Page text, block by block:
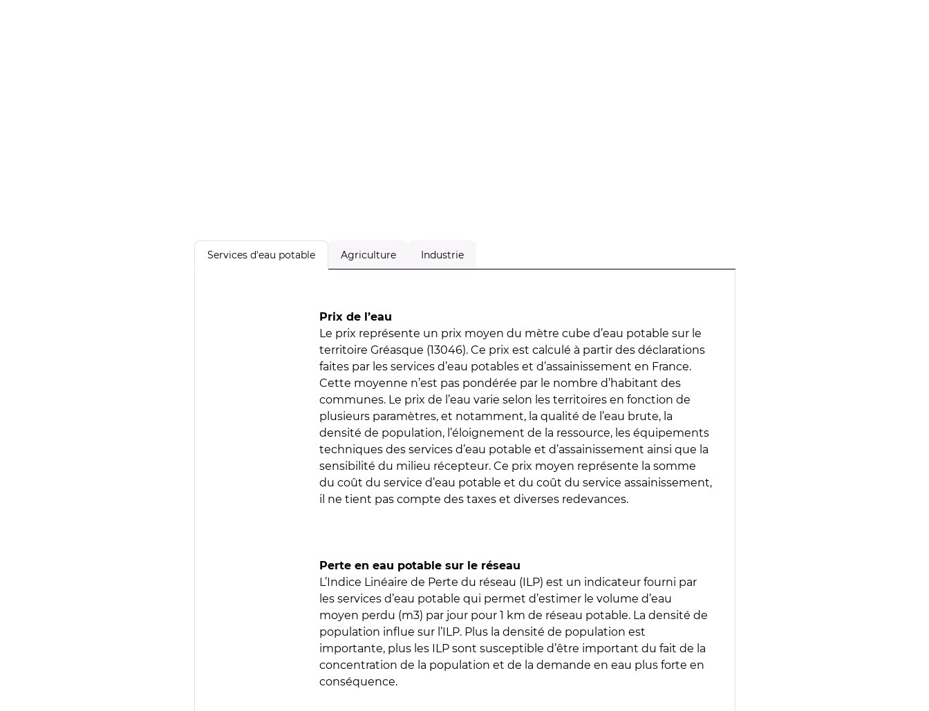
Services d'eau potable Agriculture Industrie
Prix de l’eau
Le prix représente un prix moyen du mètre cube d’eau potable sur le
territoire Gréasque (13046). Ce prix est calculé à partir des déclarations
faites par les services d’eau potables et d’assainissement en France.
Cette moyenne n’est pas pondérée par le nombre d’habitant des
communes. Le prix de l’eau varie selon les territoires en fonction de
plusieurs paramètres, et notamment, la qualité de l’eau brute, la
densité de population, l’éloignement de la ressource, les équipements
techniques des services d’eau potable et d’assainissement ainsi que la
sensibilité du milieu récepteur. Ce prix moyen représente la somme
du coût du service d’eau potable et du coût du service assainissement,
il ne tient pas compte des taxes et diverses redevances.
Perte en eau potable sur le réseau
L’Indice Linéaire de Perte du réseau (ILP) est un indicateur fourni par
les services d’eau potable qui permet d’estimer le volume d’eau
moyen perdu (m3) par jour pour 1 km de réseau potable. La densité de
population influe sur l’ILP. Plus la densité de population est
importante, plus les ILP sont susceptible d’être important du fait de la
concentration de la population et de la demande en eau plus forte en
conséquence.